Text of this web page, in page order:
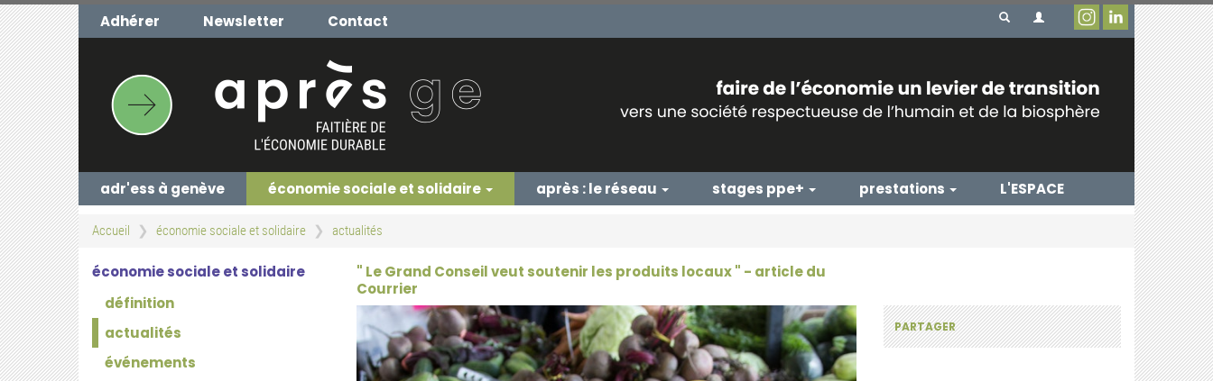
Aller
au
contenu
principal
Adhérer Newsletter Contact
adr'ess à genève économie sociale et solidaire après : le réseau stages ppe+ prestations L'ESPACE
Accueil économie sociale et solidaire actualités
économie sociale et solidaire
définition
actualités
événements
" Le Grand Conseil veut soutenir les produits locaux " - article du
Courrier
PARTAGER